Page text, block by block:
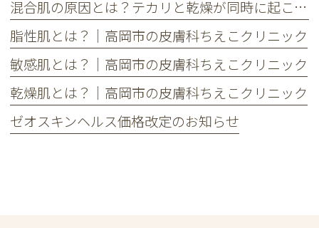
混合肌の原因とは？テカリと乾燥が同時に起こる理由とケア方法
脂性肌とは？｜高岡市の皮膚科ちえこクリニック
敏感肌とは？｜高岡市の皮膚科ちえこクリニック
乾燥肌とは？｜高岡市の皮膚科ちえこクリニック
ゼオスキンヘルス価格改定のお知らせ